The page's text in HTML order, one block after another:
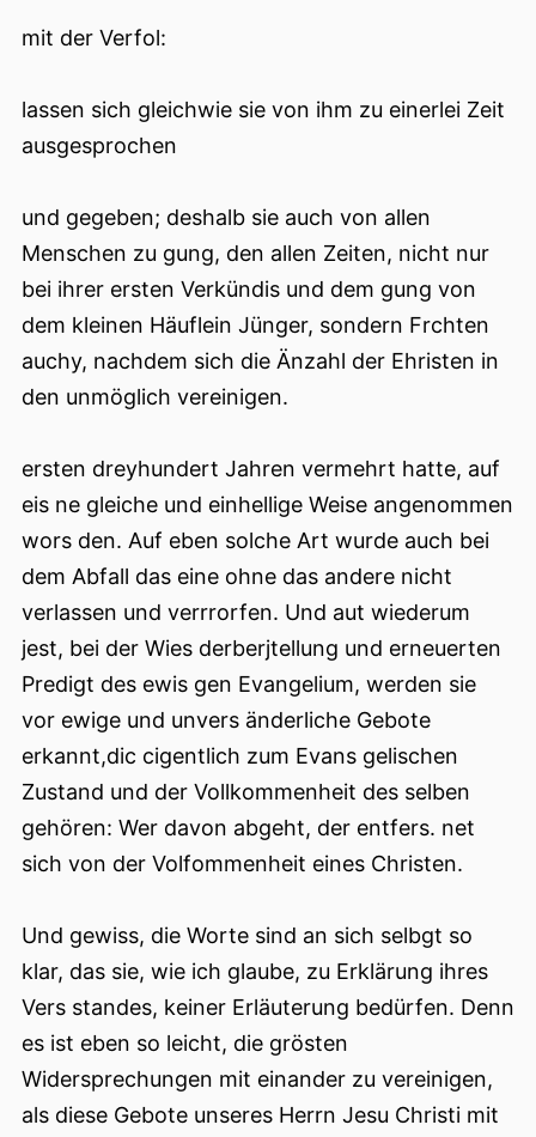
mit der Verfol:
lassen sich gleichwie sie von ihm zu einerlei Zeit
ausgesprochen
und gegeben; deshalb sie auch von allen
Menschen zu gung, den allen Zeiten, nicht nur
bei ihrer ersten Verkündis und dem gung von
dem kleinen Häuflein Jünger, sondern Frchten
auchy, nachdem sich die Änzahl der Ehristen in
den unmöglich vereinigen.
ersten dreyhundert Jahren vermehrt hatte, auf
eis ne gleiche und einhellige Weise angenommen
wors den. Auf eben solche Art wurde auch bei
dem Abfall das eine ohne das andere nicht
verlassen und verrrorfen. Und aut wiederum
jest, bei der Wies derberjtellung und erneuerten
Predigt des ewis gen Evangelium, werden sie
vor ewige und unvers änderliche Gebote
erkannt,dic cigentlich zum Evans gelischen
Zustand und der Vollkommenheit des selben
gehören: Wer davon abgeht, der entfers. net
sich von der Volfоmmenheit eines Christen.
Und gewiss, die Worte sind an sich selbgt so
klar, das sie, wie ich glaube, zu Erklärung ihres
Vers standes, keiner Erläuterung bedürfen. Denn
es ist eben so leicht, die grösten
Widersprechungen mit einander zu vereinigen,
als diese Gebote unseres Herrn Jesu Christi mit